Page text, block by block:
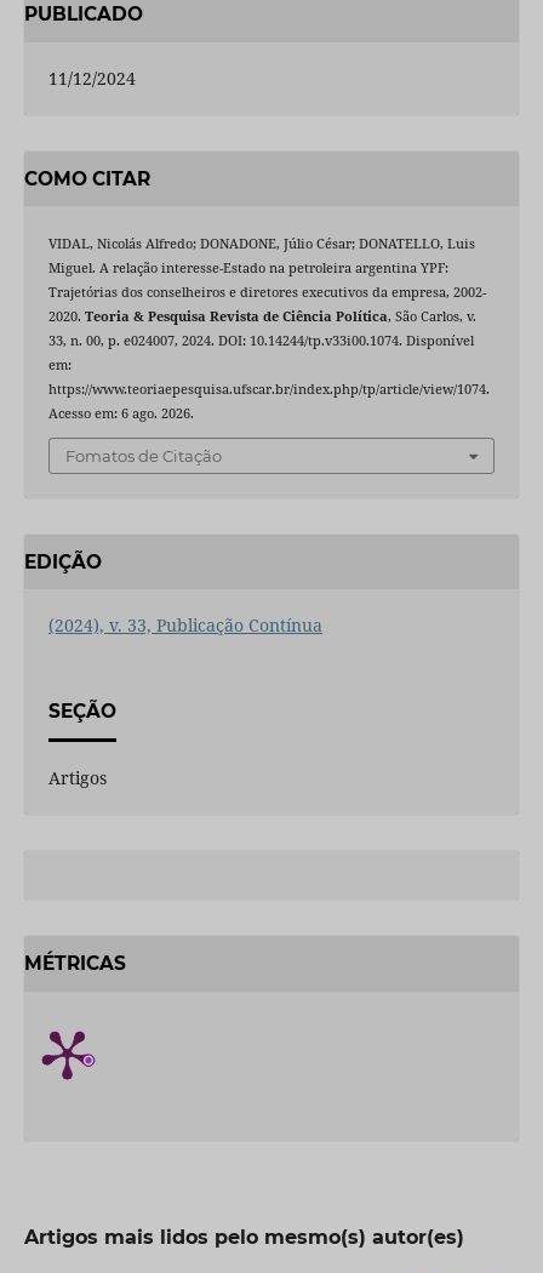
PUBLICADO
11/12/2024
COMO CITAR
VIDAL, Nicolás Alfredo; DONADONE, Júlio César; DONATELLO, Luis
Miguel. A relação interesse-Estado na petroleira argentina YPF:
Trajetórias dos conselheiros e diretores executivos da empresa, 2002-
2020. Teoria & Pesquisa Revista de Ciência Política, São Carlos, v.
33, n. 00, p. e024007, 2024. DOI: 10.14244/tp.v33i00.1074. Disponível
em:
https://www.teoriaepesquisa.ufscar.br/index.php/tp/article/view/1074.
Acesso em: 6 ago. 2026.
Fomatos de Citação
EDIÇÃO
(2024), v. 33, Publicação Contínua
SEÇÃO
Artigos
MÉTRICAS
Artigos mais lidos pelo mesmo(s) autor(es)